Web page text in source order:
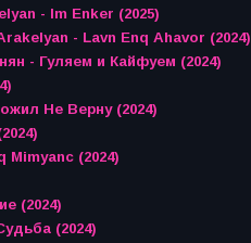
- Im Enker (2025)
- Lavn Enq Ahavor (2024)
- Гуляем и Кайфуем (2024)
Не Верну (2024)
(2024)
(2024)
(2024)